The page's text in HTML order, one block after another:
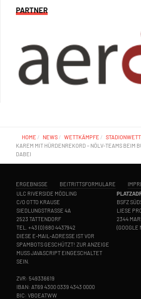
PARTNER
HOME NEWS WETTKÄMPFE
KAREM MIT HÜRDENREKORD – NÖLV-TEAMS BEIM
DABEI
ERGEBNISSE BEITRITTSFORMULARE
ULC RIVERSIDE MÖDLING
C/O OTTO KRAUSE
SIEDLUNGSTRASSE 4A
2523 TATTENDORF
TEL. +43 (0) 680 4437942
DIESE E-MAIL-ADRESSE IST VOR
SPAMBOTS GESCHÜTZT! ZUR ANZEIGE
MUSS JAVASCRIPT EINGESCHALTET
SEIN.
ZVR: 549336619
IBAN: AT69 4300 0339 4343 0000
BIC: VBOEATWW
BSFZ
LIESE
2344
(GOOGLE